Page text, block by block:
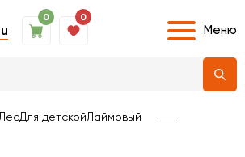
0 0
Меню
ЛесДля детскойЛаймовый